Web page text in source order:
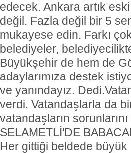
edecek. Ankara artık
değil. Fazla değil bir 5
mukayese edin. Farkı
belediyeler,
Büyükşehir de hem de
adaylarımıza destek
ve yanındayız.
verdi. Vatandaşlarla da
vatandaşların
SELAMETLİ'DE
Her gittiği beldede